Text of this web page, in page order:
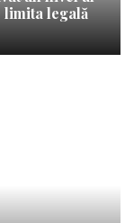
legală